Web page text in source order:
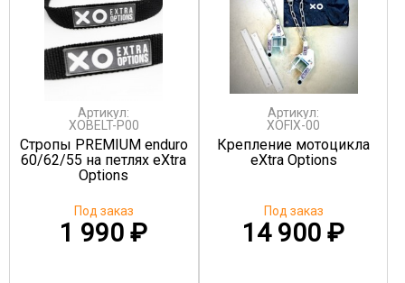
Артикул:
XOBELT-P00
Стропы PREMIUM enduro
60/62/55 на петлях eXtra
Options
1 990₽
Под заказ
Артикул:
XOFIX-00
Крепление мотоцикла
eXtra Options
14 900₽
Под заказ